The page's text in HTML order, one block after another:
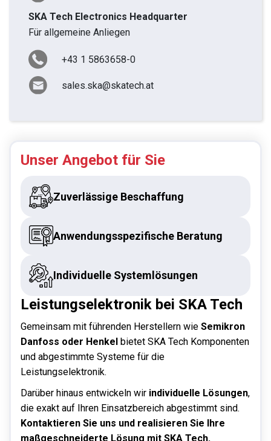
SKA Tech Electronics Headquarter
Für allgemeine Anliegen
+43 1 5863658-0
sales.ska@skatech.at
Unser Angebot für Sie
Zuverlässige Beschaffung
Anwendungsspezifische Beratung
Individuelle Systemlösungen
Leistungselektronik bei SKA Tech
Gemeinsam mit führenden Herstellern wie Semikron
Danfoss oder Henkel bietet SKA Tech Komponenten
und abgestimmte Systeme für die
Leistungselektronik.
Darüber hinaus entwickeln wir individuelle Lösungen,
die exakt auf Ihren Einsatzbereich abgestimmt sind.
Kontaktieren Sie uns und realisieren Sie Ihre
maßgeschneiderte Lösung mit SKA Tech.